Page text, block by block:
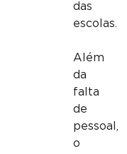
das
escolas.
Além
da
falta
de
pessoal,
o